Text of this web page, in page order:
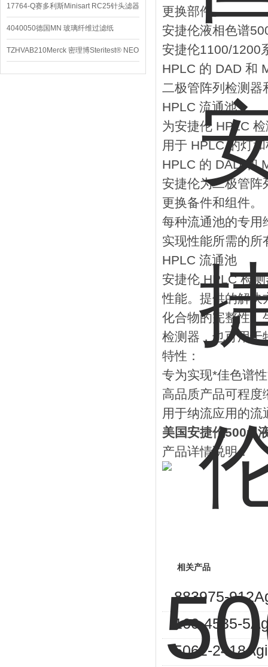
养基
17764-Q赛多利斯Minisart RC25针头滤器
4040050德国MN 玻璃纤维过滤纸
TZHVAB210Merck 密理博Steritest® NEO
设备
更换部件。
安捷伦液相色谱
安捷伦1100/1200
HPLC 的 DAD 和
二极管阵列检测器
HPLC 流通池
为安捷伦 HPLC
用于 HPLC 的灯
HPLC 的 DAD 和
安捷伦为二极管阵
更换备件和组件。
每种流通池的专用
实现性能所需的所
HPLC 流通池
安捷伦 HPLC 检
性能。提供的解决
化合物的完整性。
检测器，也可用于
特性：
专为实现*佳色谱
高品质产品可程度
用于纳流应用的流
美国安捷伦500nl
产品详情说明：
相关产品
883975-
160-4535-
5062-